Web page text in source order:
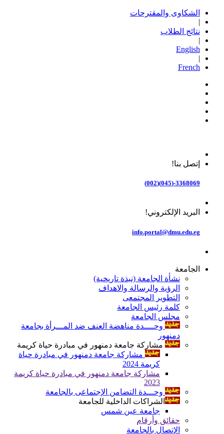
الشكاوى والمقترحات
|
نتائج الطلاب
|
English
|
French
إتصل بنا!
3368069-(045)(002)
البريد الإلكتروني!
info.portal@dmu.edu.eg
الجامعة
نشأة الجامعة (نبذة تاريخية)
الرؤية والرسالة والاهداف
التطوير المجتمعى
كلمة رئيس الجامعة
مجلس الجامعة
وحــــدة مناهضة العنف ضد المـــرأة بجامعة
دمنهور
مشاركة جامعة دمنهور في مبادرة حياة كريمة
مشاركة جامعة دمنهور في مبادرة حياة
كريمة 2024
مشاركة جامعة دمنهور في مبادرة حياة كريمة
2023
وحـــدة التضامن الإجتماعى بالجامعة
الشراكات الداخلية للجامعة
جامعة عين شمس
حقائق وأرقام
الإتصال بالجامعة